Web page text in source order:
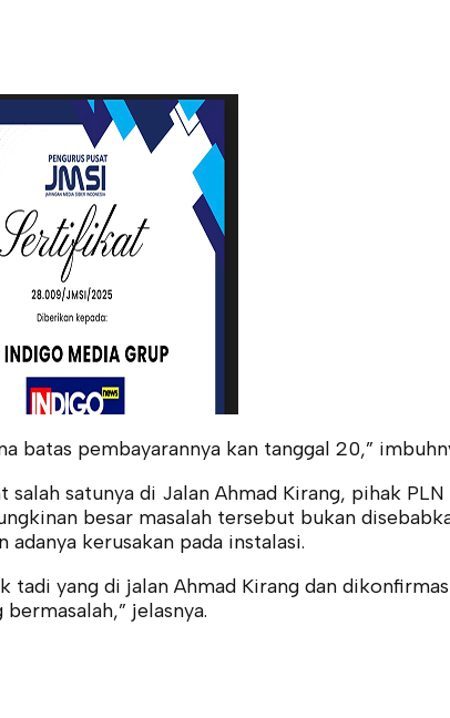
batas pembayarannya kan tanggal 20,”
satunya di Jalan Ahmad Kirang, pihak
besar masalah tersebut bukan
kerusakan pada instalasi.
tadi yang di jalan Ahmad Kirang dan
jelasnya.